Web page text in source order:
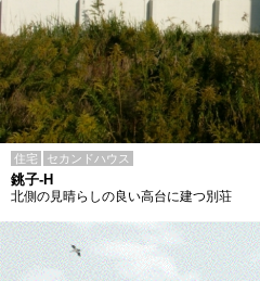
住宅 セカンドハウス
銚子-H
北側の見晴らしの良い高台に建つ別荘